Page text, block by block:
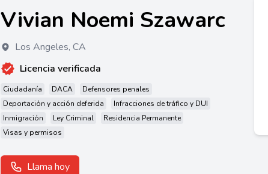
Vivian Noemi Szawarc
Los Angeles,CA
Licencia verificada
Ciudadanía DACA
Defensores penales
Deportación y acción deferida
Infracciones de tráfico y DUI
Inmigración
Ley Criminal
Residencia Permanente
Visas y permisos
Llama hoy